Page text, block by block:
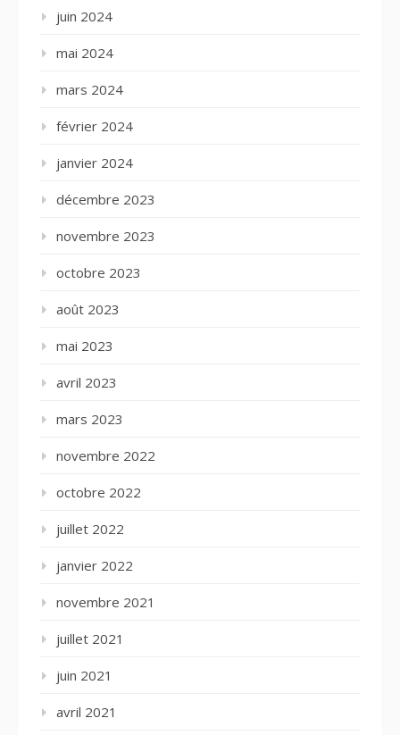
juin 2024
mai 2024
mars 2024
février 2024
janvier 2024
décembre 2023
novembre 2023
octobre 2023
août 2023
mai 2023
avril 2023
mars 2023
novembre 2022
octobre 2022
juillet 2022
janvier 2022
novembre 2021
juillet 2021
juin 2021
avril 2021